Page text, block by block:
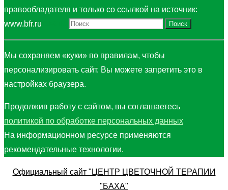
Что искать: Поиск
правообладателя и только со ссылкой на источник:
www.bfr.ru
Мы сохраняем «куки» по правилам, чтобы
персонализировать сайт. Вы можете запретить это в
настройках браузера.
Продолжив работу с сайтом, вы соглашаетесь
политикой по обработке персональных данных
На информационном ресурсе применяются
рекомендательные технологии.
Официальный сайт "ЦЕНТР ЦВЕТОЧНОЙ ТЕРАПИИ
"БАХА"